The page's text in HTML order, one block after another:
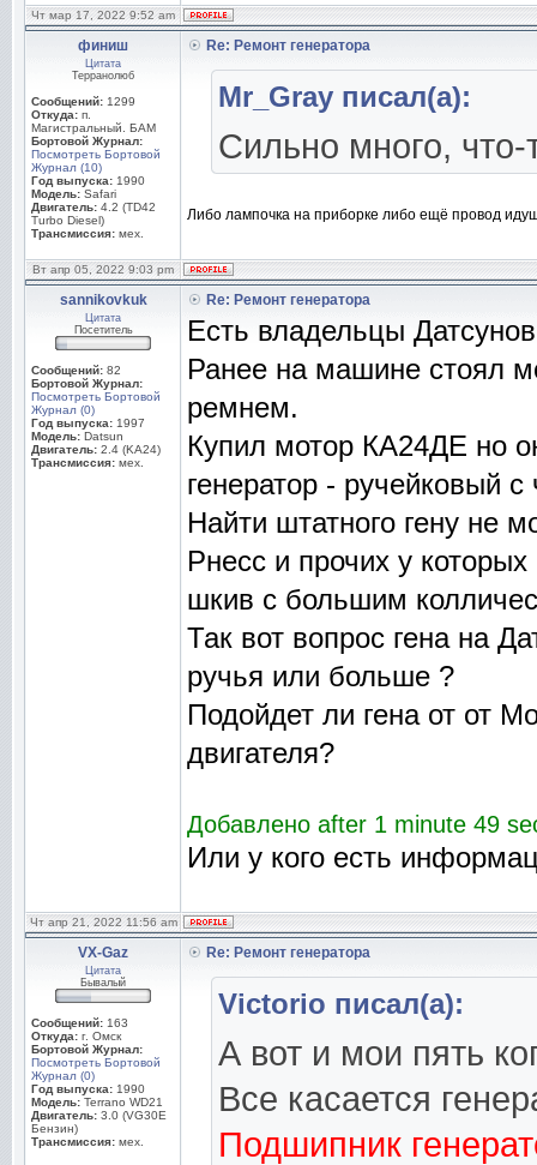
Чт мар 17, 2022 9:52 am
финиш
Цитата
Терранолюб
Сообщений: 1299
Откуда: п.
Магистральный. БАМ
Бортовой Журнал:
Посмотреть Бортовой
Журнал (10)
Год выпуска: 1990
Модель: Safari
Двигатель: 4.2 (TD42
Turbo Diesel)
Трансмиссия: мех.
Re: Ремонт генератора
Mr_Gray писал(а):
Сильно много,
Либо лампочка на приборке либо ещё провод
Вт апр 05, 2022 9:03 pm
sannikovkuk
Цитата
Посетитель
Сообщений: 82
Бортовой Журнал:
Посмотреть Бортовой
Журнал (0)
Год выпуска: 1997
Модель: Datsun
Двигатель: 2.4 (KA24)
Трансмиссия: мех.
Re: Ремонт генератора
Есть владельцы
Ранее на машине стоял
ремнем.
Купил мотор КА24ДЕ но
генератор - ручейковый
Найти штатного гену не
Рнесс и прочих у
шкив с большим
Так вот вопрос гена на
ручья или больше ?
Подойдет ли гена от от
двигателя?
Добавлено after 1 minute 49
Или у кого есть
Чт апр 21, 2022 11:56 am
VX-Gaz
Цитата
Бывалый
Сообщений: 163
Откуда: г. Омск
Бортовой Журнал:
Посмотреть Бортовой
Журнал (0)
Год выпуска: 1990
Модель: Terrano WD21
Двигатель: 3.0 (VG30E
Бензин)
Трансмиссия: мех.
Re: Ремонт генератора
Victorio писал(а):
А вот и мои пять
Все касается
Подшипник